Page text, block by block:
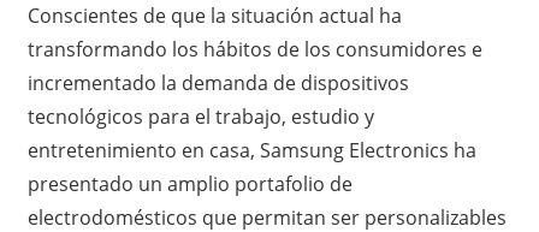
Conscientes de que la situación actual ha
transformando los hábitos de los consumidores e
incrementado la demanda de dispositivos
tecnológicos para el trabajo, estudio y
entretenimiento en casa, Samsung Electronics ha
presentado un amplio portafolio de
electrodomésticos que permitan ser personalizables